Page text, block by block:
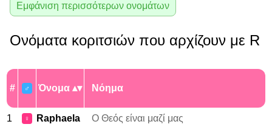
Εμφάνιση περισσότερων ονομάτων
Ονόματα κοριτσιών που αρχίζουν με R
# ♂ Όνομα Νόημα
1 ♀ Raphaela Ο Θεός είναι μαζί μας